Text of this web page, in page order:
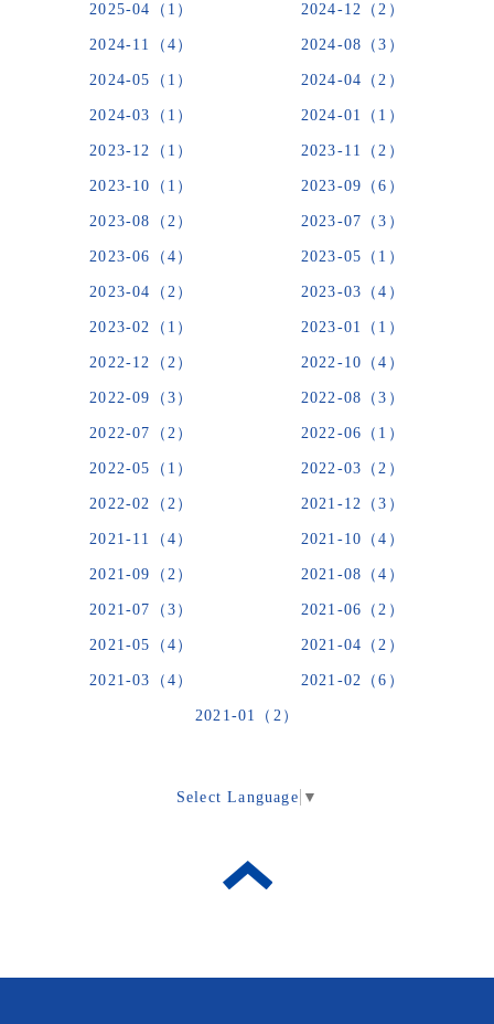
2025-04（1） 2024-12（2）
2024-11（4） 2024-08（3）
2024-05（1） 2024-04（2）
2024-03（1） 2024-01（1）
2023-12（1） 2023-11（2）
2023-10（1） 2023-09（6）
2023-08（2） 2023-07（3）
2023-06（4） 2023-05（1）
2023-04（2） 2023-03（4）
2023-02（1） 2023-01（1）
2022-12（2） 2022-10（4）
2022-09（3） 2022-08（3）
2022-07（2） 2022-06（1）
2022-05（1） 2022-03（2）
2022-02（2） 2021-12（3）
2021-11（4） 2021-10（4）
2021-09（2） 2021-08（4）
2021-07（3） 2021-06（2）
2021-05（4） 2021-04（2）
2021-03（4） 2021-02（6）
2021-01（2）
Select Language ▼